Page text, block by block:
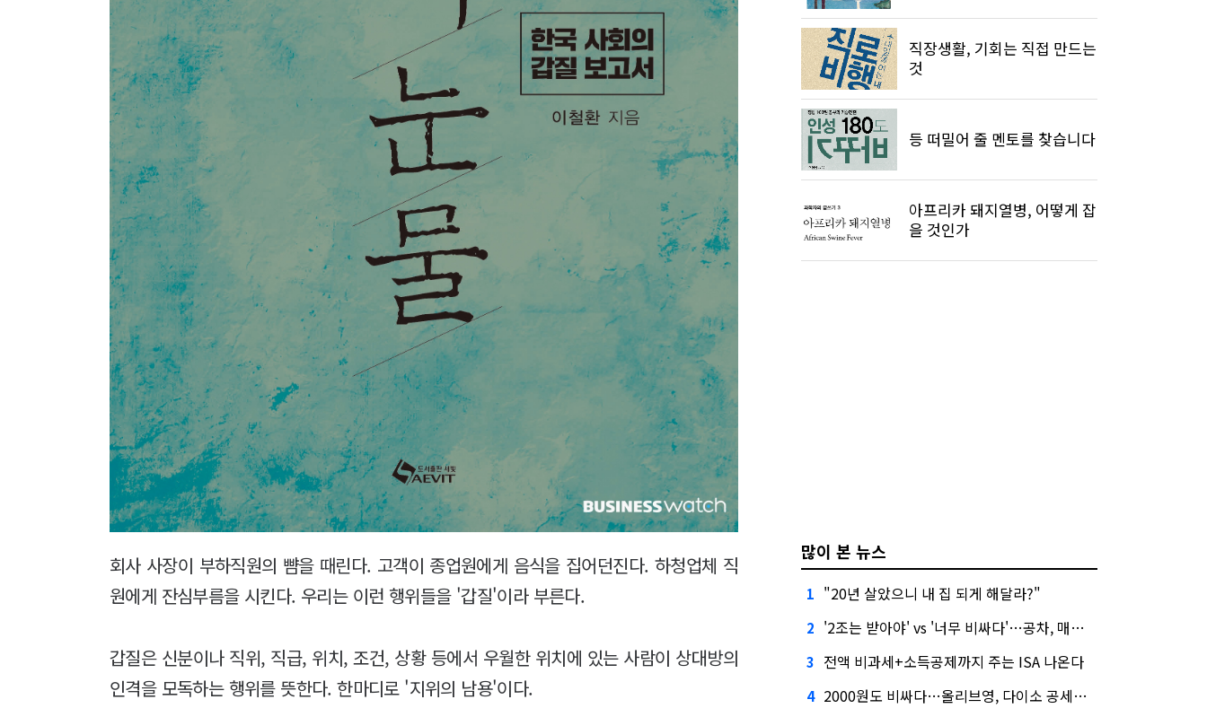
회사 사장이 부하직원의 뺨을 때린다. 고객이 종업원에게 음식을 집어던진다. 하청업체 직
원에게 잔심부름을 시킨다. 우리는 이런 행위들을 '갑질'이라 부른다.
갑질은 신분이나 직위, 직급, 위치, 조건, 상황 등에서 우월한 위치에 있는 사람이 상대방의
인격을 모독하는 행위를 뜻한다. 한마디로 '지위의 남용'이다.
직장생활, 기회는 직접 만드는
것
등 떠밀어 줄 멘토를 찾습니다
아프리카 돼지열병, 어떻게 잡
을 것인가
많이 본 뉴스
1 "20년 살았으니 내 집 되게 해달라?"
2 '2조는 받아야' vs '너무 비싸다'…공차, 매각 성공할까
3 전액 비과세+소득공제까지 주는 ISA 나온다
4 2000원도 비싸다…올리브영, 다이소 공세에 '가성비'로 맞불